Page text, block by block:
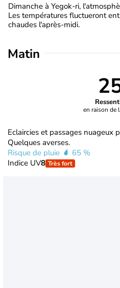
Dimanche à Yegok-ri,
Les températures fluctueront
chaudes l'après-midi.
Matin
en raison de
Eclaircies et passages nuageux
Quelques averses.
Risque de pluie
65 %
Indice UV8 Très fort